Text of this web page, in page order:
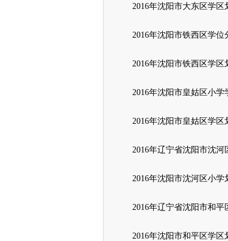
2016年沈阳市大东区学区
2016年沈阳市铁西区学位
2016年沈阳市铁西区学区
2016年沈阳市皇姑区小学
2016年沈阳市皇姑区学区
2016年辽宁省沈阳市沈河
2016年沈阳市沈河区小学
2016年辽宁省沈阳市和
2016年沈阳市和平区学区